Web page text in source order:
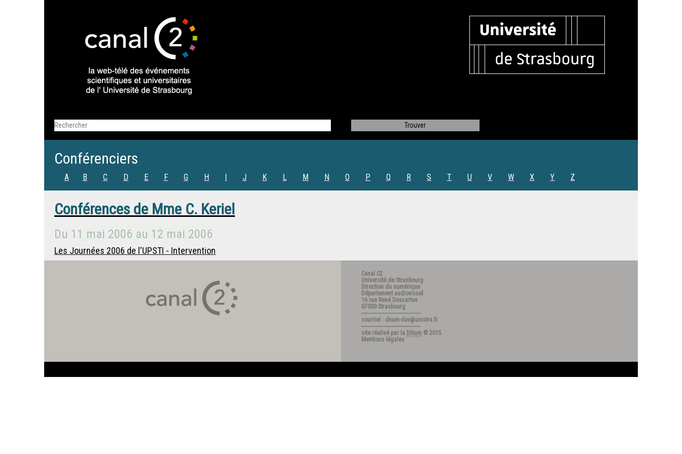
Conférenciers
A B C D E F G H I J K L M N O P Q R S T U V W X Y Z
Conférences de Mme C. Keriel
Du 11 mai 2006 au 12 mai 2006
Les Journées 2006 de l'UPSTI - Intervention
Canal C2
Université de Strasbourg
Direction du numérique
Département audiovisuel
16 rue René Descartes
67000 Strasbourg
---------------------------------------
courriel : dnum-dav@unistra.fr
---------------------------------------
site réalisé par la DNum © 2015
Mentions légales